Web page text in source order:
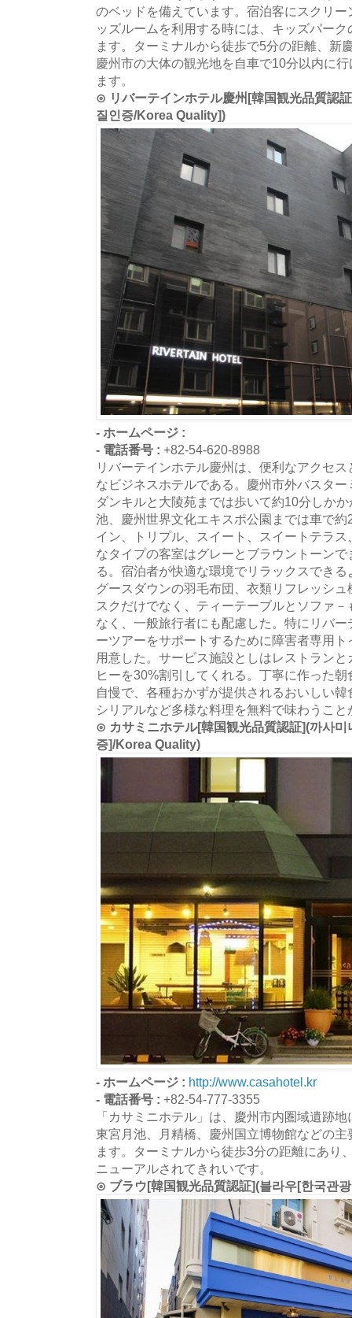
のベッドを備えています。宿泊客にスクリ
ッズルームを利用する時には、キッズパー
ます。ターミナルから徒歩で5分の距離、新
慶州市の大体の観光地を自車で10分以内に
ます。
⊙ リバーテインホテル慶州[韓国観光品質認
질인증/Korea Quality])
- ホームページ :
- 電話番号 : +82-54-620-8988
リバーテインホテル慶州は、便利なアクセ
なビジネスホテルである。慶州市外バスタ
ダンキルと大陵苑までは歩いて約10分しか
池、慶州世界文化エキスポ公園までは車で
イン、トリプル、スイート、スイートテラ
なタイプの客室はグレーとブラウントーン
る。宿泊者が快適な環境でリラックスでき
グースダウンの羽毛布団、衣類リフレッシ
スクだけでなく、ティーテーブルとソファ
なく、一般旅行者にも配慮した。特にリバ
ーツアーをサポートするために障害者専用
用意した。サービス施設としはレストラン
ヒーを30%割引してくれる。丁寧に作った
自慢で、各種おかずが提供されるおいしい
シリアルなど多様な料理を無料で味わうこと
⊙ カサミニホテル[韓国観光品質認証](까사미
증]/Korea Quality)
- ホームページ : http://www.casahotel.kr
- 電話番号 : +82-54-777-3355
「カサミニホテル」は、慶州市内圏域遺跡
東宮月池、月精橋、慶州国立博物館などの
ます。ターミナルから徒歩3分の距離にあり
ニューアルされてきれいです。
⊙ ブラウ[韓国観光品質認証](블라우[한국관